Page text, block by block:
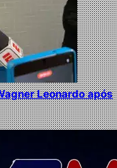
Leonardo após